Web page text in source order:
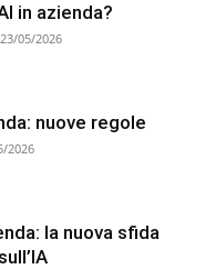
in azienda?
23/05/2026
nuove regole
2026
la nuova sfida